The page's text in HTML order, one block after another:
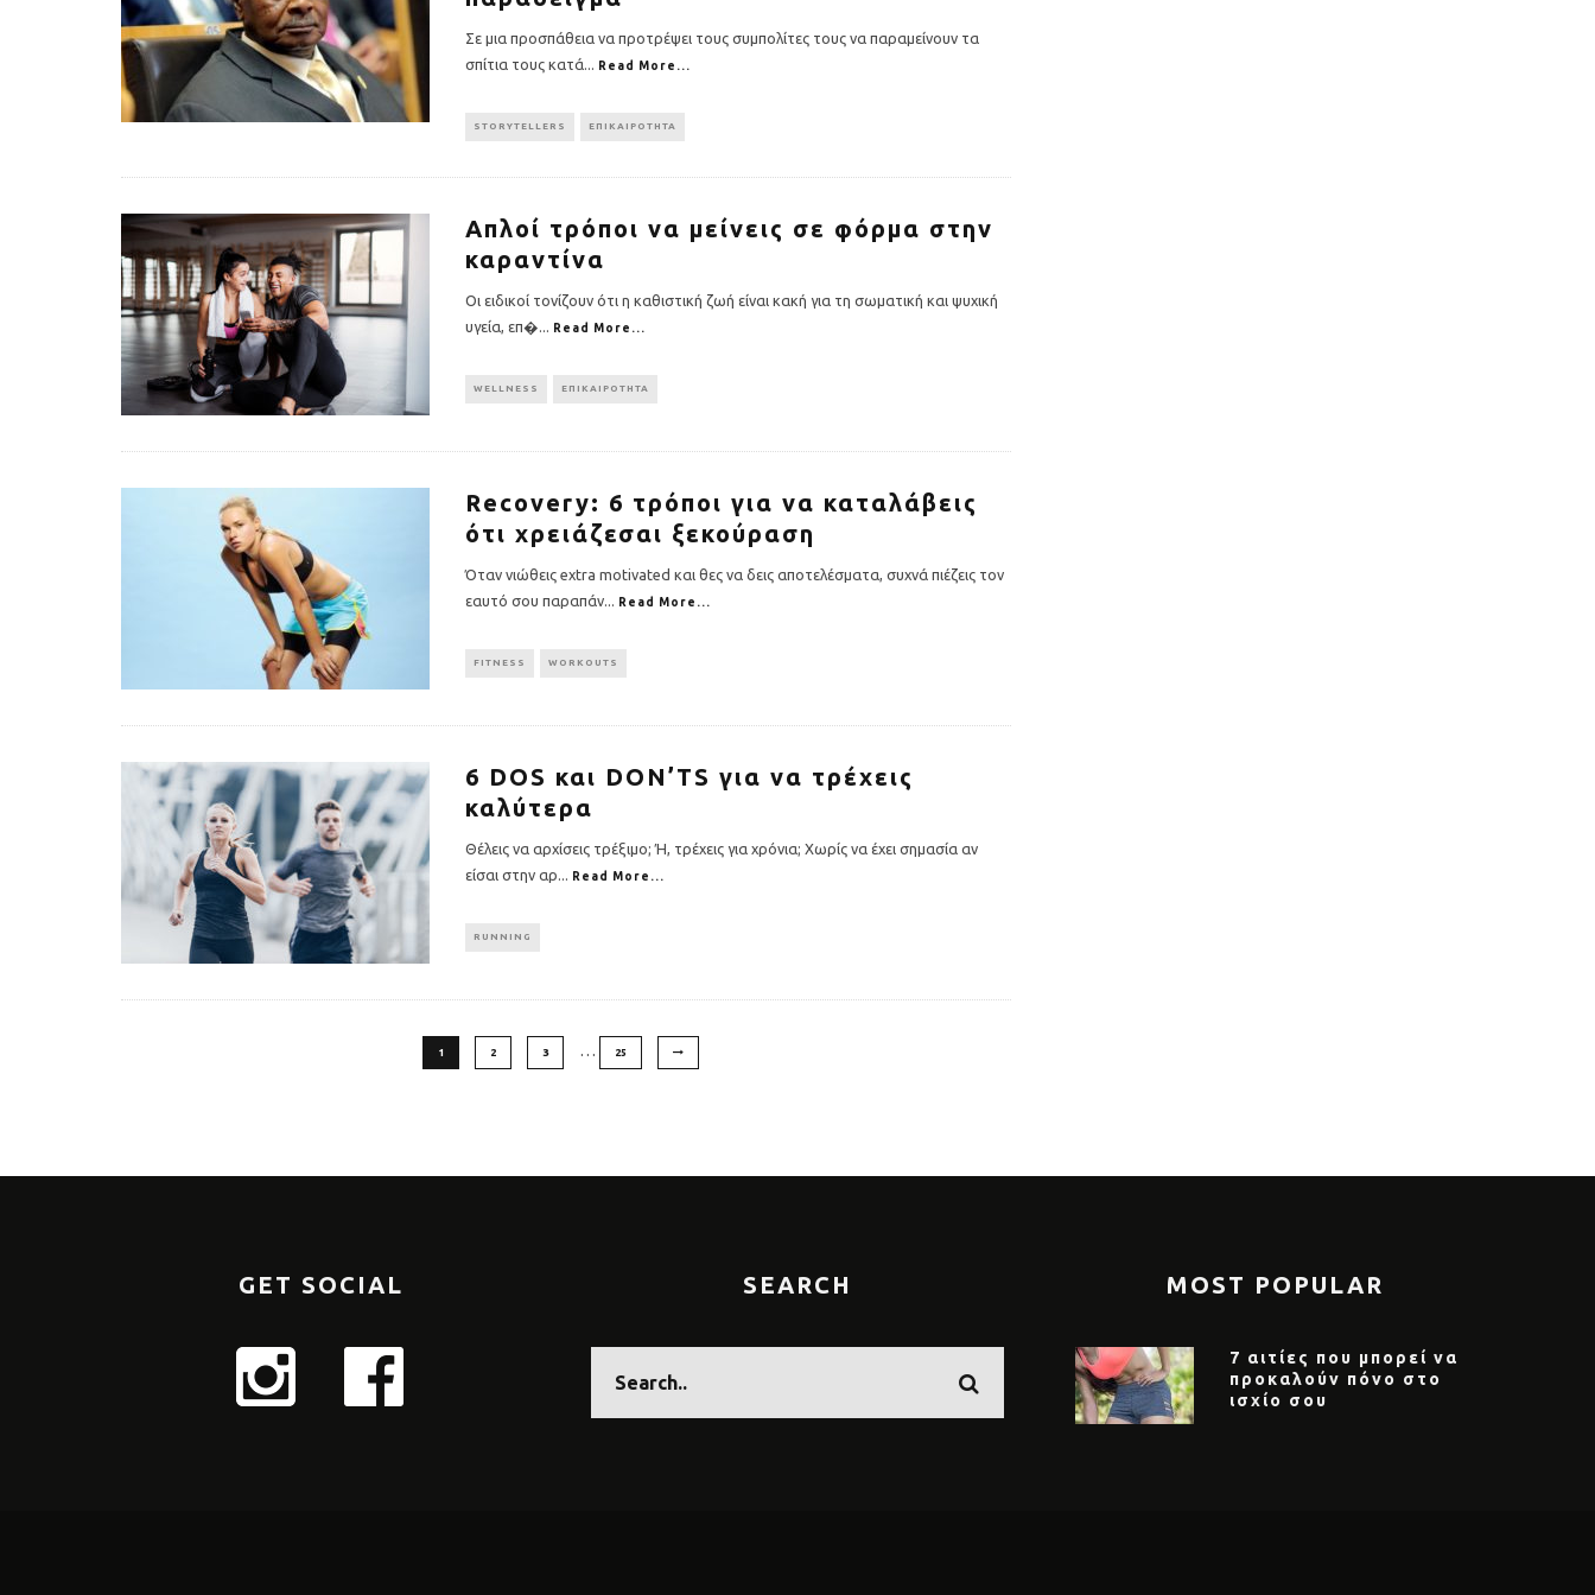
Σε μια προσπάθεια να προτρέψει τους συμπολίτες τους να παραμείνουν τα
σπίτια τους κατά... Read More...
STORYTELLERS ΕΠΙΚΑΙΡΟΤΗΤΑ
Απλοί τρόποι να μείνεις σε φόρμα στην
καραντίνα
Οι ειδικοί τονίζουν ότι η καθιστική ζωή είναι κακή για τη σωματική και ψυχική
υγεία, επ�... Read More...
WELLNESS ΕΠΙΚΑΙΡΟΤΗΤΑ
Recovery: 6 τρόποι για να καταλάβεις
ότι χρειάζεσαι ξεκούραση
Όταν νιώθεις extra motivated και θες να δεις αποτελέσματα, συχνά πιέζεις τον
εαυτό σου παραπάν... Read More...
FITNESS WORKOUTS
6 DOS και DON’TS για να τρέχεις
καλύτερα
Θέλεις να αρχίσεις τρέξιμο; Ή, τρέχεις για χρόνια; Xωρίς να έχει σημασία αν
είσαι στην αρ... Read More...
RUNNING
1 2 3 … 25
GET SOCIAL SEARCH MOST POPULAR
7 αιτίες που μπορεί να
προκαλούν πόνο στο
ισχίο σου